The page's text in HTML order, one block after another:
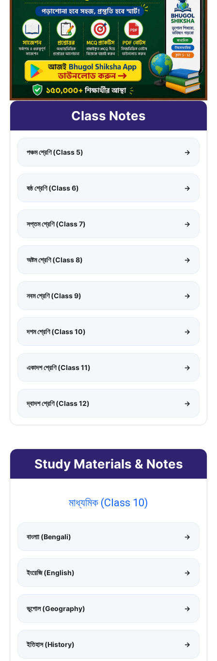
Class Notes
পঞ্চম শ্রেণি (Class 5) →
ষষ্ঠ শ্রেণি (Class 6) →
সপ্তম শ্রেণি (Class 7) →
অষ্টম শ্রেণি (Class 8) →
নবম শ্রেণি (Class 9) →
দশম শ্রেণি (Class 10) →
একাদশ শ্রেণি (Class 11) →
দ্বাদশ শ্রেণি (Class 12) →
Study Materials & Notes
মাধ্যমিক (Class 10)
বাংলাা (Bengali) →
ইংরেজি (English) →
ভূগোল (Geography) →
ইতিহাস (History) →